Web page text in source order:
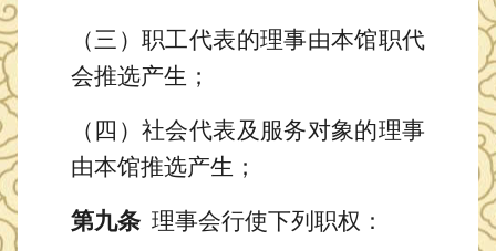
（三）职工代表的理事由本馆职代
会推选产生；
（四）社会代表及服务对象的理事
由本馆推选产生；
第九条 理事会行使下列职权 ：